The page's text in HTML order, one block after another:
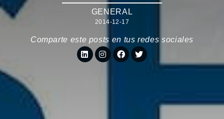
GENERAL
2014-12-17
Comparte este posts en tus redes sociales